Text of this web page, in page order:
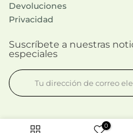
Devoluciones
Privacidad
Suscríbete a nuestras
especiales
0